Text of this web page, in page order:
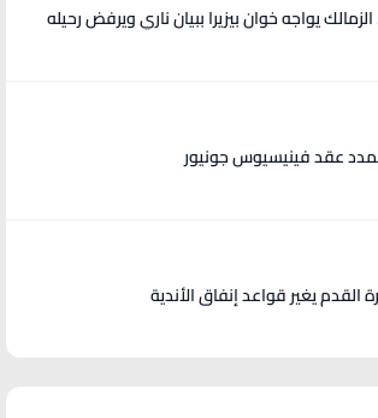
القدم يغير قواعد إنفاق الأندية